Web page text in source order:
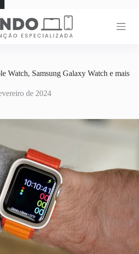
Watch, Samsung Galaxy Watch e mais
de 2024